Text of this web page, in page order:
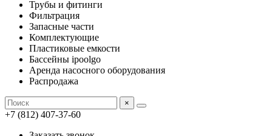
Трубы и фитинги
Фильтрация
Запасные части
Комплектующие
Пластиковые емкости
Бассейны ipoolgo
Аренда насосного оборудования
Распродажа
×
+7 (812) 407-37-60